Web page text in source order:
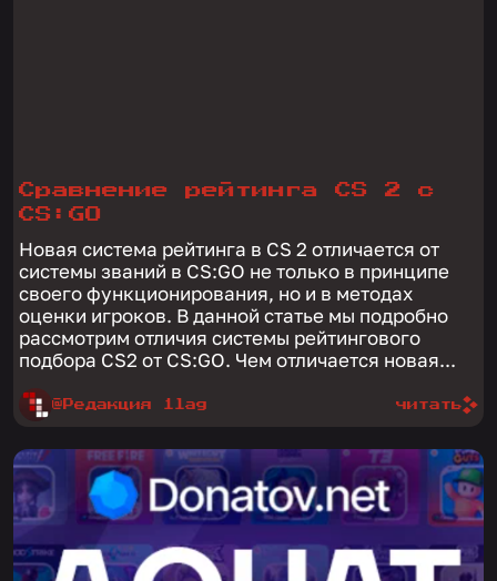
Сравнение рейтинга CS 2 с
CS:GO
Новая система рейтинга в CS 2 отличается от
системы званий в CS:GO не только в принципе
своего функционирования, но и в методах
оценки игроков. В данной статье мы подробно
рассмотрим отличия системы рейтингового
подбора CS2 от CS:GO. Чем отличается новая...
@Редакция 1lag читать